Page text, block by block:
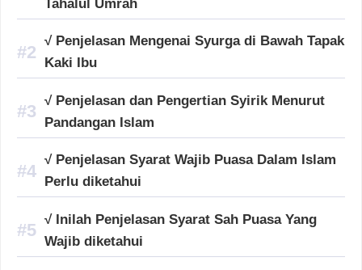
Tahalul Umrah
√ Penjelasan Mengenai Syurga di Bawah Tapak
Kaki Ibu
√ Penjelasan dan Pengertian Syirik Menurut
Pandangan Islam
√ Penjelasan Syarat Wajib Puasa Dalam Islam
Perlu diketahui
√ Inilah Penjelasan Syarat Sah Puasa Yang
Wajib diketahui